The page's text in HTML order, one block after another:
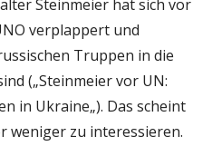
Steinmeier hat sich vor
verplappert und
Truppen in die
(„Steinmeier vor UN:
in Ukraine„). Das scheint
weniger zu interessieren.